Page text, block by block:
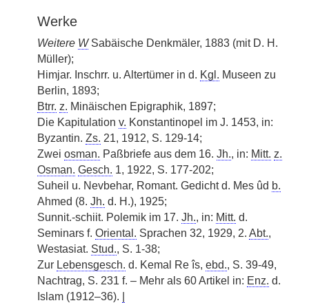
Werke
Weitere WSabäische Denkmäler, 1883 (mit D. H.
Müller);
Himjar. Inschrr. u. Altertümer in d. Kgl. Museen zu
Berlin, 1893;
Btrr. z. Minäischen Epigraphik, 1897;
Die Kapitulation v. Konstantinopel im J. 1453, in:
Byzantin. Zs. 21, 1912, S. 129-14;
Zwei osman. Paßbriefe aus dem 16. Jh., in: Mitt. z.
Osman. Gesch. 1, 1922, S. 177-202;
Suheil u. Nevbehar, Romant. Gedicht d. Mes ûd b.
Ahmed (8. Jh. d. H.), 1925;
Sunnit.-schiit. Polemik im 17. Jh., in: Mitt. d.
Seminars f. Oriental. Sprachen 32, 1929, 2. Abt.,
Westasiat. Stud., S. 1-38;
Zur Lebensgesch. d. Kemal Re îs, ebd., S. 39-49,
Nachtrag, S. 231 f. – Mehr als 60 Artikel in: Enz. d.
Islam (1912–36).